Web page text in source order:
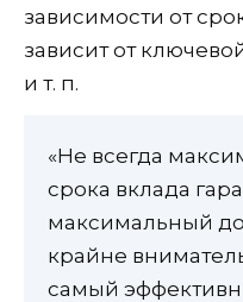
зависимости от
зависит от
и т. п.
«Не всегда
срока вклада
максимальный
крайне
самый